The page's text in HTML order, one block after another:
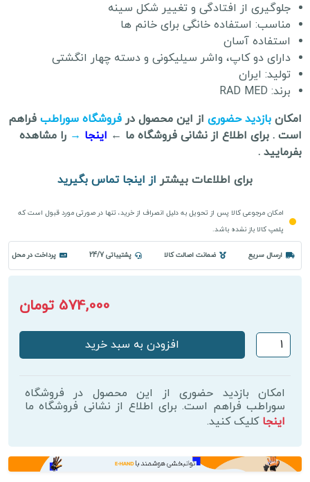
جلوگیری از افتادگی و تغییر شکل سینه
مناسب: استفاده خانگی برای خانم ها
استفاده آسان
دارای دو کاپ، واشر سیلیکونی و دسته چهار انگشتی
تولید: ایران
برند: RAD MED
امکان بازدید حضوری از این محصول در فروشگاه سوراطب فراهم
است . برای اطلاع از نشانی فروشگاه ما ← اینجا → را مشاهده
بفرمایید .
برای اطلاعات بیشتر از اینجا تماس بگیرید
امکان مرجوعی کالا پس از تحویل به دلیل انصراف از خرید، تنها در صورتی مورد قبول است که
پلمپ کالا باز نشده باشد.
ارسال سریع ضمانت اصالت کالا پشتیباتی 24/7 پرداخت در محل
574,000 تومان
وکیوم
سینه
(RAD
MED)
عدد
افزودن به سبد خرید
امکان بازدید حضوری از این محصول در فروشگاه
سوراطب فراهم است. برای اطلاع از نشانی فروشگاه ما
اینجا کلیک کنید.